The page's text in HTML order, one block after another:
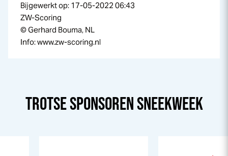
Bijgewerkt op: 17-05-2022 06:43
ZW-Scoring
© Gerhard Bouma, NL
Info: www.zw-scoring.nl
TROTSE SPONSORENSNEEKWEEK